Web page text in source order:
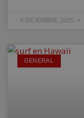
6 DICIEMBRE, 2025
GENERAL